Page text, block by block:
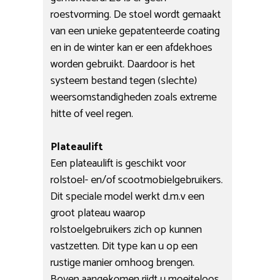
roestvorming. De stoel wordt gemaakt
van een unieke gepatenteerde coating
en in de winter kan er een afdekhoes
worden gebruikt. Daardoor is het
systeem bestand tegen (slechte)
weersomstandigheden zoals extreme
hitte of veel regen.
Plateaulift
Een plateaulift is geschikt voor
rolstoel- en/of scootmobielgebruikers.
Dit speciale model werkt d.m.v een
groot plateau waarop
rolstoelgebruikers zich op kunnen
vastzetten. Dit type kan u op een
rustige manier omhoog brengen.